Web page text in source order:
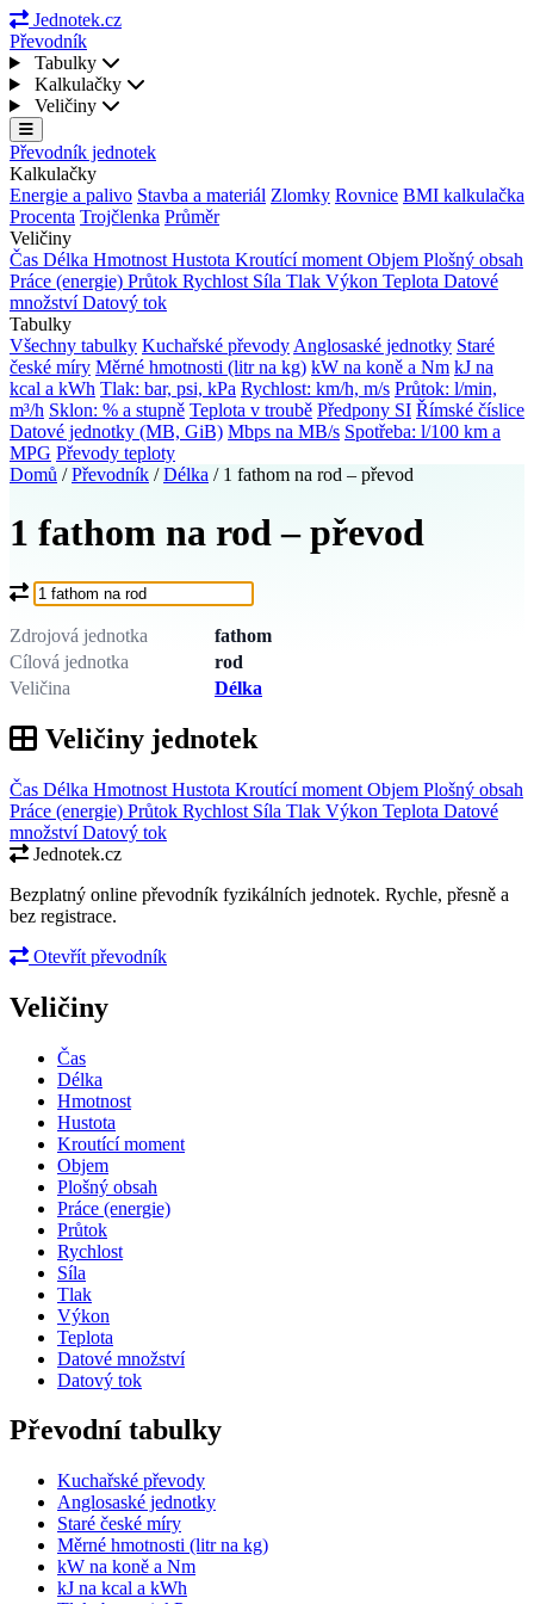
Jednotek.cz
Převodník
Tabulky
Kalkulačky
Veličiny
Převodník jednotek
Kalkulačky
Energie a palivo Stavba a materiál Zlomky Rovnice BMI kalkulačka
Procenta Trojčlenka Průměr
Veličiny
Čas Délka Hmotnost Hustota Kroutící moment Objem Plošný obsah
Práce (energie) Průtok Rychlost Síla Tlak Výkon Teplota Datové
množstvíDatový tok
Tabulky
Všechny tabulky Kuchařské převody Anglosaské jednotky Staré
české míry Měrné hmotnosti (litr na kg) kW na koně a Nm kJ na
kcal a kWh Tlak: bar, psi, kPa Rychlost: km/h, m/s Průtok: l/min,
m³/h Sklon: % a stupně Teplota v troubě Předpony SI Římské číslice
Datové jednotky (MB, GiB) Mbps na MB/s Spotřeba: l/100 km a
MPG Převody teploty
Domů / Převodník / Délka / 1 fathom na rod – převod
1 fathom na rod – převod
Co chcete převést?
Zdrojová jednotka
fathom
Cílová jednotka
rod
Veličina
Délka
Veličiny jednotek
Čas Délka Hmotnost Hustota Kroutící moment Objem Plošný obsah
Práce (energie) Průtok Rychlost Síla Tlak Výkon Teplota Datové
množstvíDatový tok
Jednotek.cz
Bezplatný online převodník fyzikálních jednotek. Rychle, přesně a
bez registrace.
Otevřít převodník
Veličiny
Čas
Délka
Hmotnost
Hustota
Kroutící moment
Objem
Plošný obsah
Práce (energie)
Průtok
Rychlost
Síla
Tlak
Výkon
Teplota
Datové množství
Datový tok
Převodní tabulky
Kuchařské převody
Anglosaské jednotky
Staré české míry
Měrné hmotnosti (litr na kg)
kW na koně a Nm
kJ na kcal a kWh